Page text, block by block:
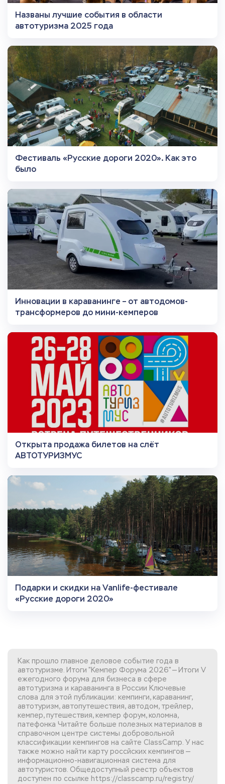
Названы лучшие события в области
автотуризма 2025 года
Фестиваль «Русские дороги 2020». Как это
было
Инновации в караванинге – от автодомов-
трансформеров до мини-кемперов
Открыта продажа билетов на слёт
АВТОТУРИЗМУС
Подарки и скидки на Vanlife-фестивале
«Русские дороги 2020»
Как прошло главное деловое событие года в
автотуризме. Итоги "Кемпер Форума 2026" — Итоги V
ежегодного форума для бизнеса в сфере
автотуризма и караванинга в России Ключевые
слова для этой публикации: кемпинги, караванинг,
автотуризм, автопутешествия, автодом, трейлер,
кемпер, путешествия, кемпер форум, коломна,
патефонка Читайте больше полезных материалов в
справочном центре системы добровольной
классификации кемпингов на сайте ClassCamp. У нас
также можно найти карту россйских кемпингов —
информационно-навигационная система для
автотуристов. Общедоступный реестр объектов
доступен по ссылке https://classcamp.ru/registry/